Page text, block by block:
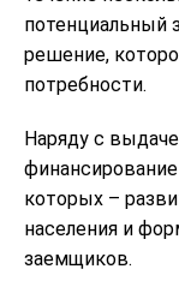
потенциальный
решение,
потребности.
Наряду с
которых –
населения и
заемщиков.